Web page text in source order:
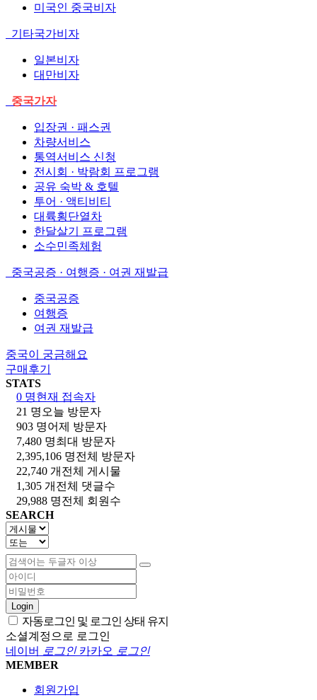
미국인 중국비자
기타국가비자
일본비자
대만비자
중국가자
입장권 · 패스권
차량서비스
통역서비스 신청
전시회 · 박람회 프로그램
공유 숙박 & 호텔
투어 · 액티비티
대륙횡단열차
한달살기 프로그램
소수민족체험
중국공증 · 여행증 · 여권 재발급
중국공증
여행증
여권 재발급
중국이 궁금해요
구매후기
STATS
0 명현재 접속자
21 명 오늘 방문자
903 명어제 방문자
7,480 명최대 방문자
2,395,106 명전체 방문자
22,740 개 전체 게시물
1,305 개 전체 댓글수
29,988 명전체 회원수
SEARCH
Login
자동로그인 및 로그인 상태 유지
소셜계정으로 로그인
네이버
로그인 카카오 로그인
MEMBER
회원가입